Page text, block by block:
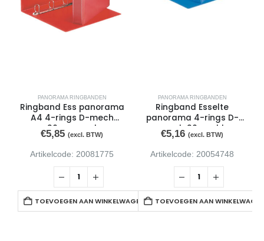
PANORAMA RINGBANDEN
Ringband Ess panorama
A4 4-rings D-mech
30mm rood
€5,85 (excl. BTW)
Artikelcode: 20081775
TOEVOEGEN AAN WINKELWAGEN
PANORAMA RINGBANDEN
Ringband Esselte
panorama 4-rings D-
mech 30mm bl
€5,16 (excl. BTW)
Artikelcode: 20054748
TOEVOEGEN AAN